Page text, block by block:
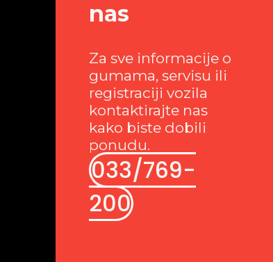
nas
Za sve informacije o
gumama, servisu ili
registraciji vozila
kontaktirajte nas
kako biste dobili
ponudu.
033/769-
200